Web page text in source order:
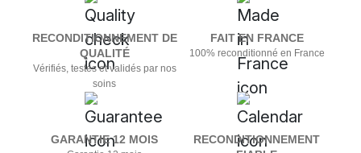
RECONDITIONNEMENT DE
QUALITÉ
Vérifiés, testés et validés par nos
soins
FAIT EN FRANCE
100% reconditionné en France
GARANTIE 12 MOIS
RECONDITIONNEMENT